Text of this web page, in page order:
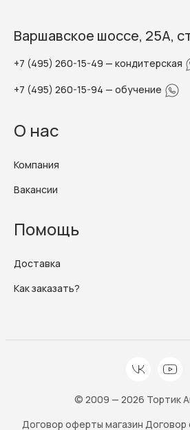
Варшавское шоссе, 25А,
+7 (495) 260-15-49 — кондитерская
+7 (495) 260-15-94 — обучение
О нас
Компания
Вакансии
Помощь
Доставка
Как заказать?
© 2009 — 2026 Тортик
Договор оферты магазин Договор